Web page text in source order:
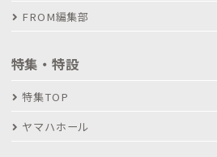
FROM編集部
特集・特設
特集TOP
ヤマハホール